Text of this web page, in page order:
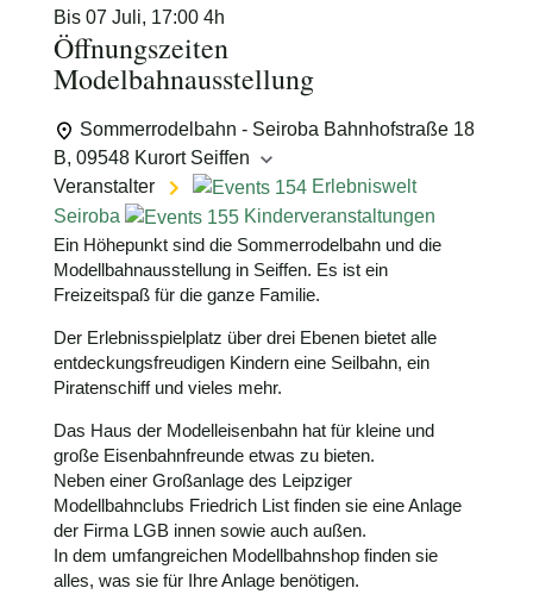
Bis 07 Juli, 17:00 4h
Öffnungszeiten
Modelbahnausstellung
Sommerrodelbahn - Seiroba Bahnhofstraße 18
B, 09548 Kurort Seiffen
Veranstalter
Erlebniswelt
Seiroba
Kinderveranstaltungen
Ein Höhepunkt sind die Sommerrodelbahn und die
Modellbahnausstellung in Seiffen. Es ist ein
Freizeitspaß für die ganze Familie.
Der Erlebnisspielplatz über drei Ebenen bietet alle
entdeckungsfreudigen Kindern eine Seilbahn, ein
Piratenschiff und vieles mehr.
Das Haus der Modelleisenbahn hat für kleine und
große Eisenbahnfreunde etwas zu bieten.
Neben einer Großanlage des Leipziger
Modellbahnclubs Friedrich List finden sie eine Anlage
der Firma LGB innen sowie auch außen.
In dem umfangreichen Modellbahnshop finden sie
alles, was sie für Ihre Anlage benötigen.